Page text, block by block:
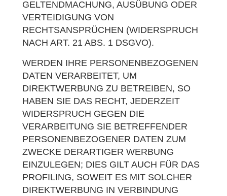
GELTENDMACHUNG, AUSÜBUNG ODER
VERTEIDIGUNG VON
RECHTSANSPRÜCHEN (WIDERSPRUCH
NACH ART. 21 ABS. 1 DSGVO).
WERDEN IHRE PERSONENBEZOGENEN
DATEN VERARBEITET, UM
DIREKTWERBUNG ZU BETREIBEN, SO
HABEN SIE DAS RECHT, JEDERZEIT
WIDERSPRUCH GEGEN DIE
VERARBEITUNG SIE BETREFFENDER
PERSONENBEZOGENER DATEN ZUM
ZWECKE DERARTIGER WERBUNG
EINZULEGEN; DIES GILT AUCH FÜR DAS
PROFILING, SOWEIT ES MIT SOLCHER
DIREKTWERBUNG IN VERBINDUNG